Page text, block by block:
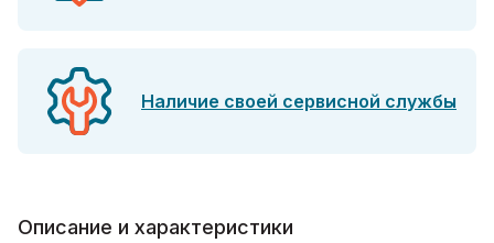
Наличие своей сервисной службы
Описание и характеристики